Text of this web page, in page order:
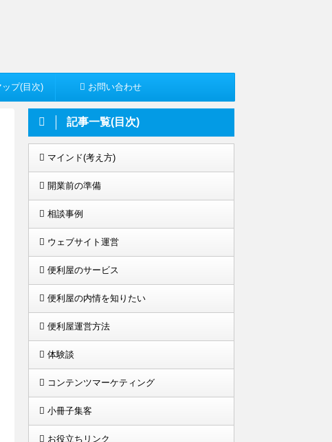
プ(目次) お問い合わせ
記事一覧(目次)
マインド(考え方)
開業前の準備
相談事例
ウェブサイト運営
便利屋のサービス
便利屋の内情を知りたい
便利屋運営方法
体験談
コンテンツマーケティング
小冊子集客
お役立ちリンク